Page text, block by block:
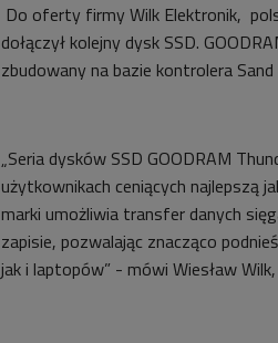
Do oferty firmy Wilk Elektronik,
dołączył kolejny dysk SSD.
zbudowany na bazie kontrolera
„Seria dysków SSD GOODRAM
użytkownikach ceniących najlepszą
marki umożliwia transfer danych
zapisie, pozwalając znacząco
jak i laptopów” - mówi Wiesław